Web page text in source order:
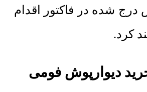
درج شده در فاکتور اقدام
کرد.
دیوارپوش فومی